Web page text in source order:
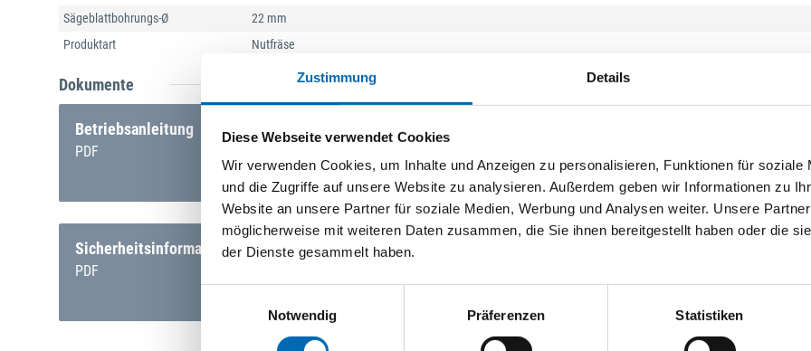
Zustimmung Details
Diese Webseite verwendet Cookies
Wir verwenden Cookies, um Inhalte und Anzeigen zu personalisieren, Funktionen für soziale
und die Zugriffe auf unsere Website zu analysieren. Außerdem geben wir Informationen zu
Website an unsere Partner für soziale Medien, Werbung und Analysen weiter. Unsere
möglicherweise mit weiteren Daten zusammen, die Sie ihnen bereitgestellt haben oder die
der Dienste gesammelt haben.
Notwendig
Präferenzen Statistiken
Sägeblattbohrungs-Ø
22 mm
Produktart
Nutfräse
Dokumente
Betriebsanleitung
PDF
Sicherheitsinformation Akku
PDF